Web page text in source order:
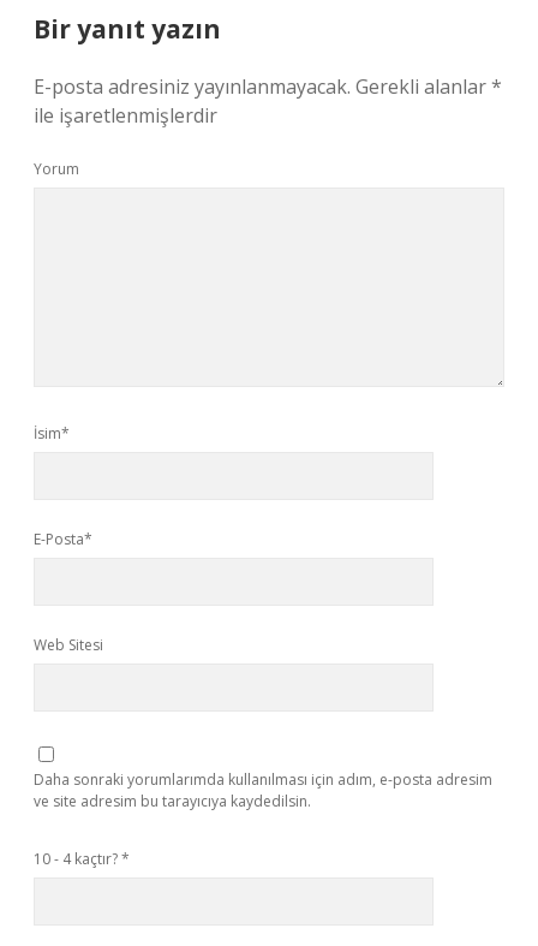
Bir yanıt yazın
E-posta adresiniz yayınlanmayacak. Gerekli alanlar*
ile işaretlenmişlerdir
Yorum
İsim*
E-Posta*
Web Sitesi
Daha sonraki yorumlarımda kullanılması için adım, e-posta adresim
ve site adresim bu tarayıcıya kaydedilsin.
10 - 4 kaçtır?*